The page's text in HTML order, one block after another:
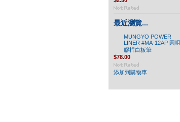
最近瀏覽...
MUNGYO POWER
LINER #MA-12AP 圓咀
膠桿白板筆
$78.00
添加到購物車